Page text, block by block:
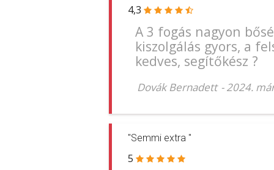
4,3
A 3 fogás nagyon
kiszolgálás gyors, a
kedves, segítőkész ?
Dovák Bernadett -2024.
"Semmi extra "
5